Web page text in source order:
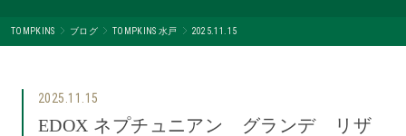
TOMPKINS ブログ TOMPKINS 水戸 2025.11.15
2025.11.15
EDOX ネプチュニアン グランデ リザ